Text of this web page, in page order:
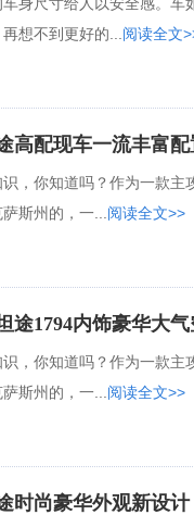
想不到更好的... 阅读全文
高配现车一流丰富配
，你知道吗？作为一款
斯州的，一... 阅读全文>>
途1794内饰豪华大
，你知道吗？作为一款
斯州的，一... 阅读全文>>
时尚豪华外观新设计